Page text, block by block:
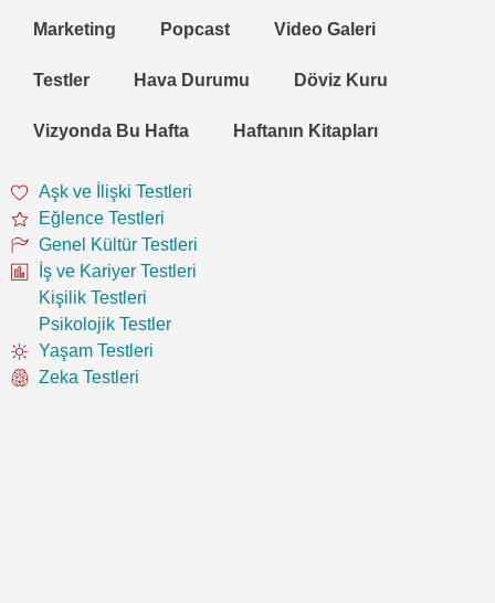
Marketing Popcast Video Galeri
Testler Hava Durumu Döviz Kuru
Vizyonda Bu Hafta Haftanın Kitapları
Aşk ve İlişki Testleri
Eğlence Testleri
Genel Kültür Testleri
İş ve Kariyer Testleri
Kişilik Testleri
Psikolojik Testler
Yaşam Testleri
Zeka Testleri